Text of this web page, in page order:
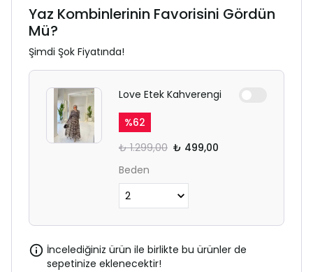
Yaz Kombinlerinin Favorisini Gördün
Mü?
Şimdi Şok Fiyatında!
Love Etek Kahverengi
%62
₺ 1.299,00 ₺ 499,00
Beden
İncelediğiniz ürün ile birlikte bu ürünler de
sepetinize eklenecektir!